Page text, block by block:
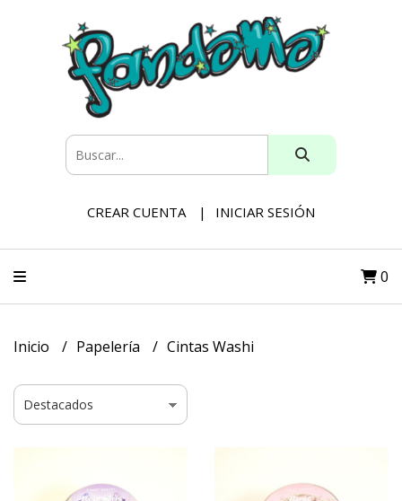
CREAR CUENTA INICIAR SESIÓN
0
Inicio Papelería Cintas Washi